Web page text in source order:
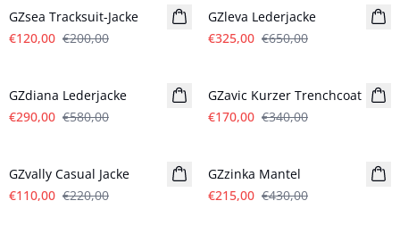
GZsea Tracksuit-Jacke
€120,00 €200,00
GZleva Lederjacke
€325,00 €650,00
GZdiana Lederjacke
€290,00 €580,00
GZavic Kurzer Trenchcoat
€170,00 €340,00
GZvally Casual Jacke
€110,00 €220,00
GZzinka Mantel
€215,00 €430,00